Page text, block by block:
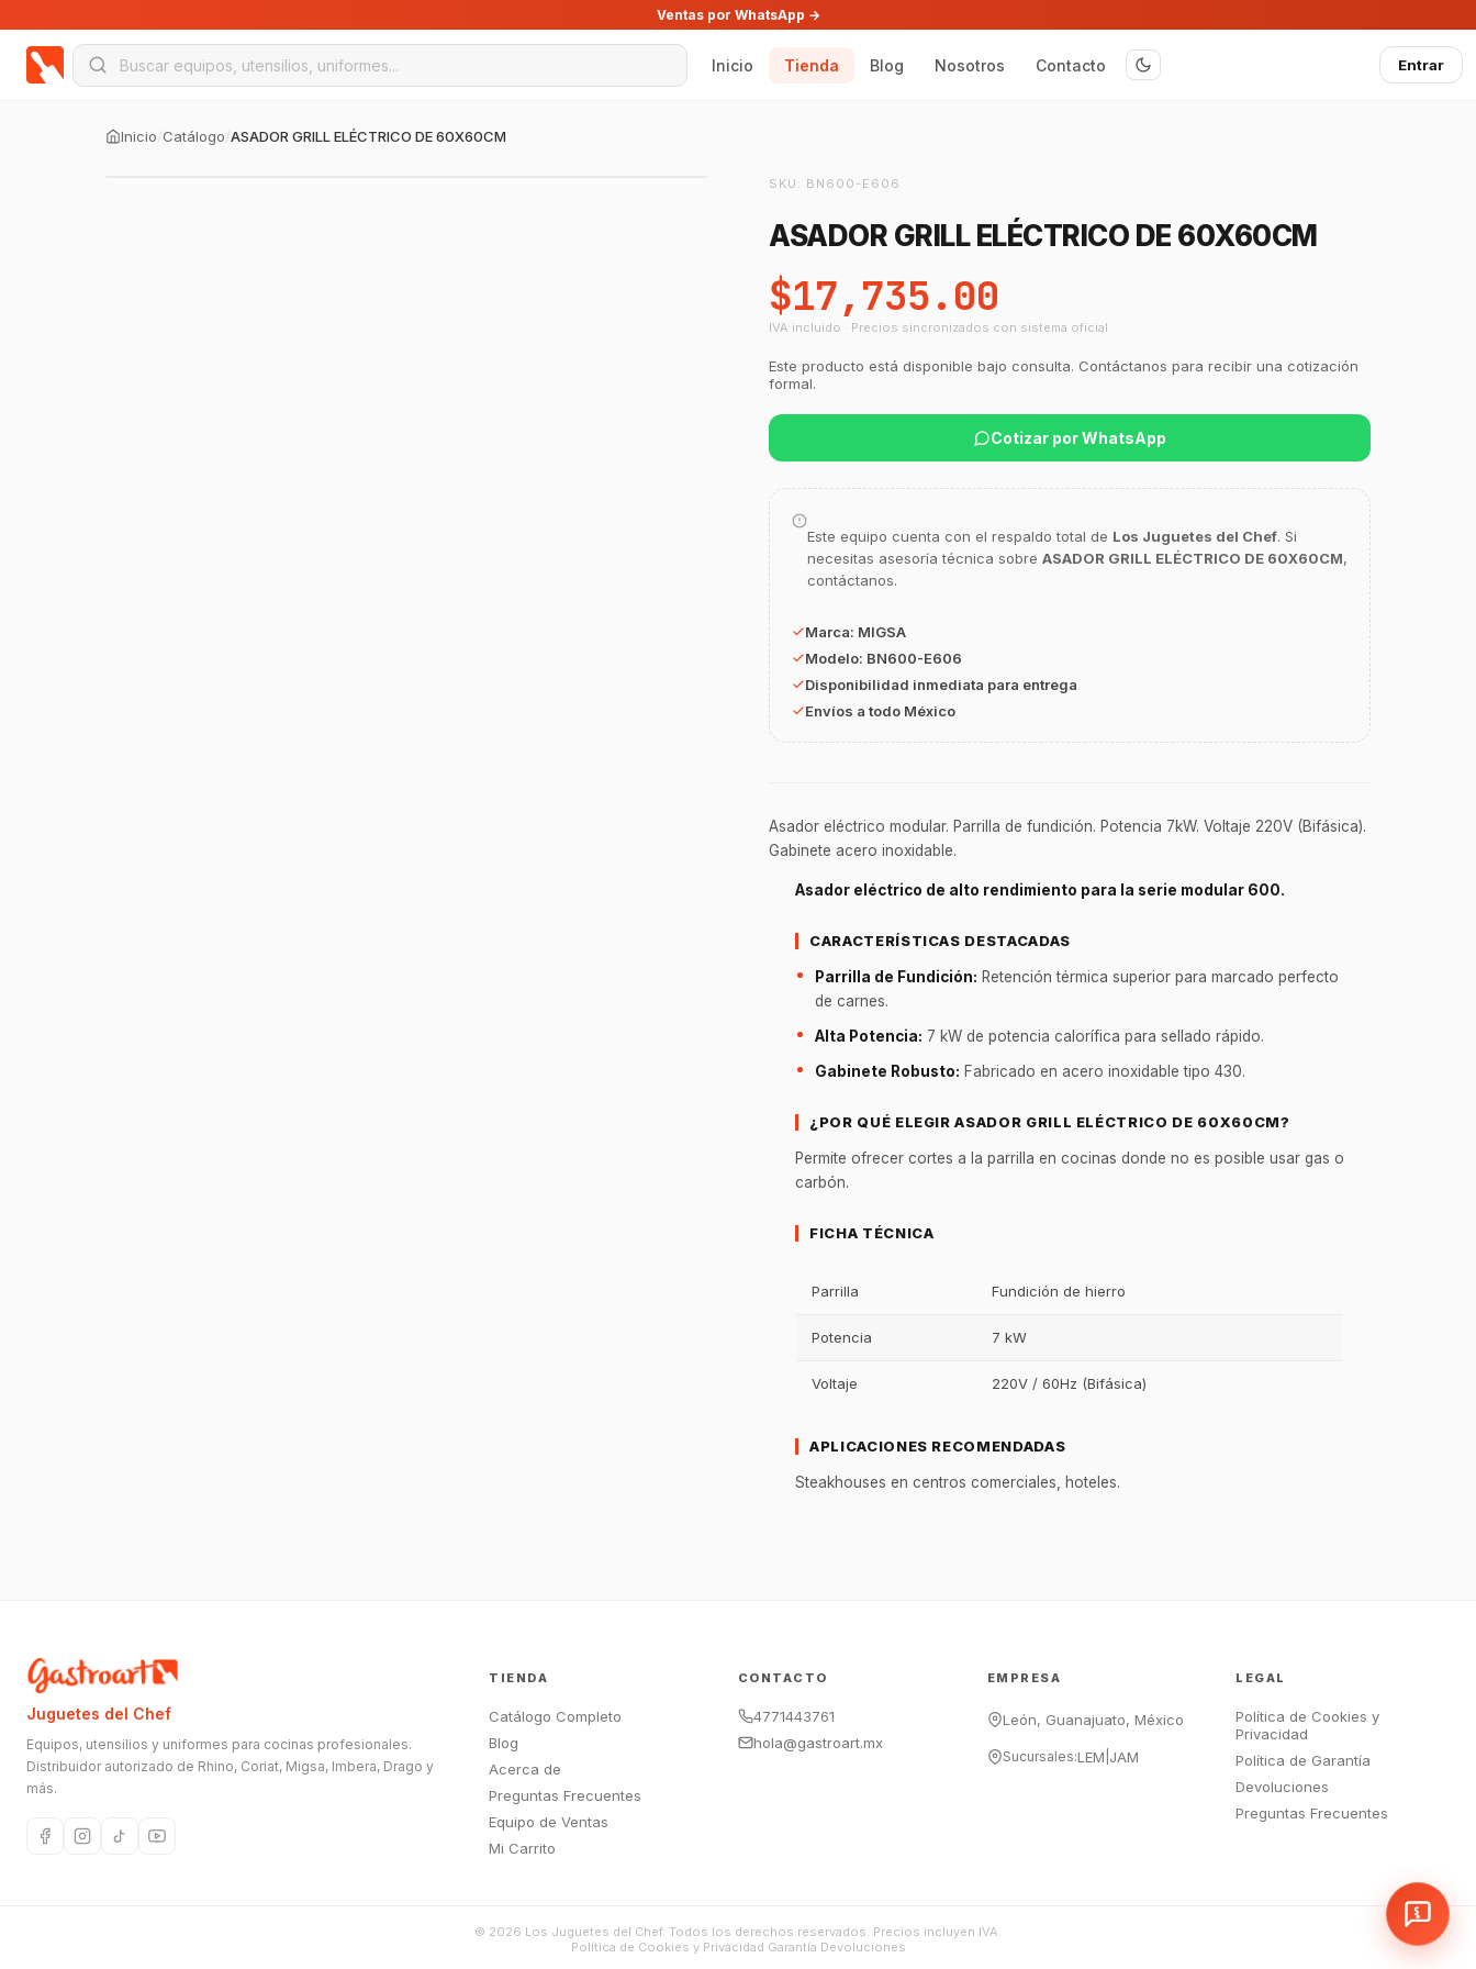
Ventas por WhatsApp →
Inicio Tienda Blog Nosotros Contacto Entrar
Inicio/Catálogo/ASADOR GRILL ELÉCTRICO DE 60X60CM
SKU: BN600-E606
ASADOR GRILL ELÉCTRICO DE 60X60CM
$17,735.00
IVA incluido · Precios sincronizados con sistema oficial
Este producto está disponible bajo consulta. Contáctanos para recibir una cotización
formal.
Cotizar por WhatsApp
Este equipo cuenta con el respaldo total de Los Juguetes del Chef. Si
necesitas asesoría técnica sobre ASADOR GRILL ELÉCTRICO DE 60X60CM,
contáctanos.
Marca: MIGSA
Modelo: BN600-E606
Disponibilidad inmediata para entrega
Envíos a todo México
Asador eléctrico modular. Parrilla de fundición. Potencia 7kW. Voltaje 220V (Bifásica).
Gabinete acero inoxidable.
Asador eléctrico de alto rendimiento para la serie modular 600.
CARACTERÍSTICAS DESTACADAS
Parrilla de Fundición: Retención térmica superior para marcado perfecto
de carnes.
Alta Potencia: 7 kW de potencia calorífica para sellado rápido.
Gabinete Robusto: Fabricado en acero inoxidable tipo 430.
¿POR QUÉ ELEGIR ASADOR GRILL ELÉCTRICO DE 60X60CM?
Permite ofrecer cortes a la parrilla en cocinas donde no es posible usar gas o
carbón.
FICHA TÉCNICA
Parrilla Fundición de hierro
Potencia 7 kW
Voltaje 220V / 60Hz (Bifásica)
APLICACIONES RECOMENDADAS
Steakhouses en centros comerciales, hoteles.
Métodos de envío y entrega
Ver sucursales y contacto
Juguetes del Chef
Equipos, utensilios y uniformes para cocinas profesionales.
Distribuidor autorizado de Rhino, Coriat, Migsa, Imbera, Drago y
más.
TIENDA
Catálogo Completo
Blog
Acerca de
Preguntas Frecuentes
Equipo de Ventas
Mi Carrito
CONTACTO
4771443761
hola@gastroart.mx
EMPRESA
León, Guanajuato, México
Sucursales:LEM JAM
LEGAL
Política de Cookies y
Privacidad
Política de Garantía
Devoluciones
Preguntas Frecuentes
© 2026 Los Juguetes del Chef. Todos los derechos reservados. Precios incluyen IVA.
Política de Cookies y Privacidad Garantía Devoluciones